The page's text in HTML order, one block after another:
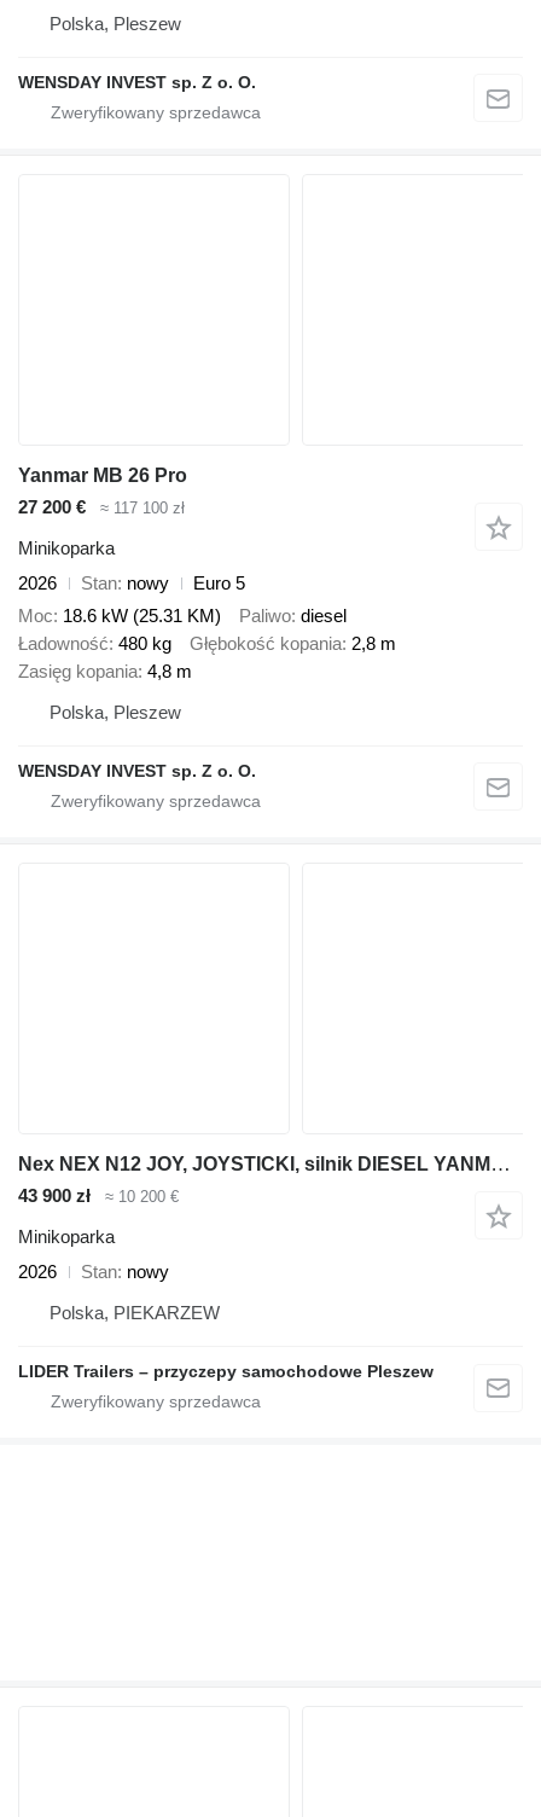
Polska, Pleszew
WENSDAY INVEST sp. Z o. O.
Yanmar MB 26 Pro
27 200 €
≈ 117 100 zł
Minikoparka
2026
Stan nowy
Euro 5
Moc 18.6 kW (25.31 KM) Paliwo diesel
Ładowność 480 kg Głębokość kopania 2,8 m
Zasięg kopania 4,8 m
Polska, Pleszew
WENSDAY INVEST sp. Z o. O.
Nex NEX N12 JOY, JOYSTICKI, silnik DIESEL YANMAR 3 cylindrowy, kopar
43 900 zł ≈ 10 200 €
Minikoparka
2026
Stan nowy
Polska, PIEKARZEW
LIDER Trailers – przyczepy samochodowe Pleszew